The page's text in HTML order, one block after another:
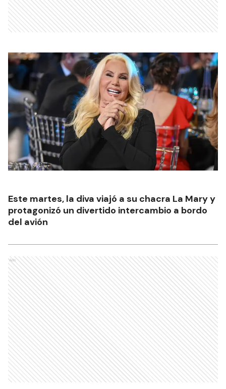
Este martes, la diva viajó a su chacra La Mary y
protagonizó un divertido intercambio a bordo
del avión
Ads